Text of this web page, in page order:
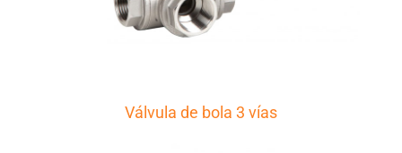
Válvula de bola 3 vías